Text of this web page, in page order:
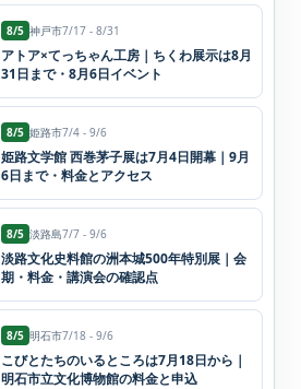
8/5 神戸市7/17 - 8/31
アトア×てっちゃん工房｜ちくわ展示は8月
31日まで・8月6日イベント
8/5 姫路市7/4 - 9/6
姫路文学館 西巻茅子展は7月4日開幕｜9月
6日まで・料金とアクセス
8/5 淡路島7/7 - 9/6
淡路文化史料館の洲本城500年特別展｜会
期・料金・講演会の確認点
8/5 明石市7/18 - 9/6
こびとたちのいるところは7月18日から｜
明石市立文化博物館の料金と申込